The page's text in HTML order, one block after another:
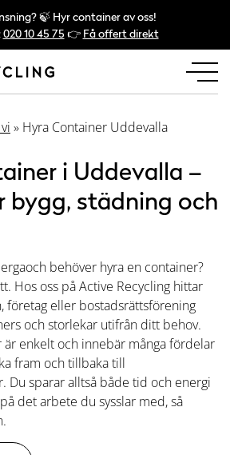
🍃 Hyr container av oss!
020 10 45 75 👉 Få offert direkt
» Hyra Container Uddevalla
i Uddevalla –
bygg, städning och
behöver hyra en container?
Hos oss på Active Recycling hittar
företag eller bostadsrättsförening
och storlekar utifrån ditt behov.
är enkelt och innebär många fördelar
fram och tillbaka till
Du sparar alltså både tid och energi
det arbete du sysslar med, så